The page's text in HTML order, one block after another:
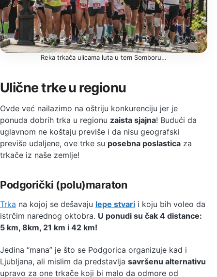
Reka trkača ulicama luta u tem Somboru…
Ulične trke u regionu
Ovde već nailazimo na oštriju konkurenciju jer je
ponuda dobrih trka u regionu zaista sjajna! Budući da
uglavnom ne koštaju previše i da nisu geografski
previše udaljene, ove trke su posebna poslastica za
trkače iz naše zemlje!
Podgorički (polu)maraton
Trka na kojoj se dešavaju lepe stvari i koju bih voleo da
istrčim narednog oktobra. U ponudi su čak 4 distance:
5 km, 8km, 21 km i 42 km!
Jedina “mana” je što se Podgorica organizuje kad i
Ljubljana, ali mislim da predstavlja savršenu alternativu
upravo za one trkače koji bi malo da odmore od